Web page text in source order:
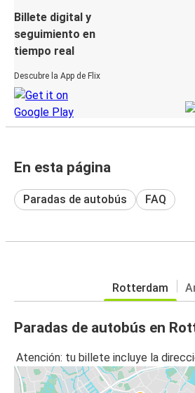
Billete digital y
seguimiento en
tiempo real
Descubre la App de Flix
En esta página
Paradas de autobús FAQ
Rotterdam
Paradas de autobús en
Atención: tu billete incluye la